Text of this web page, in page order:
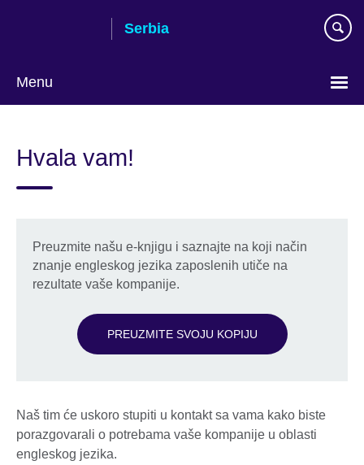
Serbia
Menu
language
Hvala vam!
Preuzmite našu e-knjigu i saznajte na koji način
znanje engleskog jezika zaposlenih utiče na
rezultate vaše kompanije.
PREUZMITE SVOJU KOPIJU
Naš tim će uskoro stupiti u kontakt sa vama kako biste
porazgovarali o potrebama vaše kompanije u oblasti
engleskog jezika.